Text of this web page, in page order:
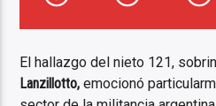
El hallazgo del nieto 121,
Lanzillotto,emocionó